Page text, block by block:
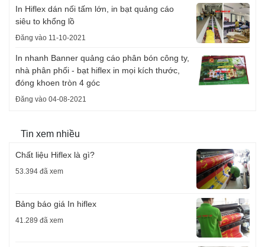
In Hiflex dán nối tấm lớn, in bạt quảng cáo
siêu to khổng lồ
Đăng vào 11-10-2021
In nhanh Banner quảng cáo phân bón công ty,
nhà phân phối - bạt hiflex in mọi kích thước,
đóng khoen tròn 4 góc
Đăng vào 04-08-2021
Tin xem nhiều
Chất liệu Hiflex là gì?
53.394 đã xem
Bảng báo giá In hiflex
41.289 đã xem